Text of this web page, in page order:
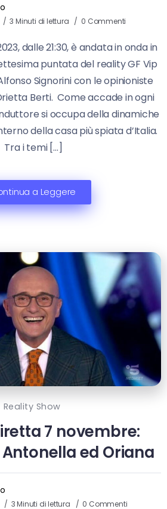
3 Minuti di lettura 0 Commenti
dalle 21:30, è andata in onda in
puntata del reality GF Vip
Signorini con le opinioniste
Berti. Come accade in ogni
si occupa della dinamiche
della casa più spiata d’Italia.
Tra i temi […]
a Leggere
Reality Show
7 novembre:
ed Oriana
3 Minuti di lettura 0 Commenti